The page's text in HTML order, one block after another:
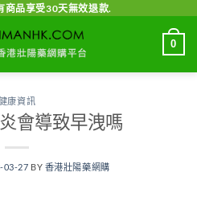
商品享受30天無效退款.
0
康資訊
會導致早洩嗎
03-27 BY 香港壯陽藥網購